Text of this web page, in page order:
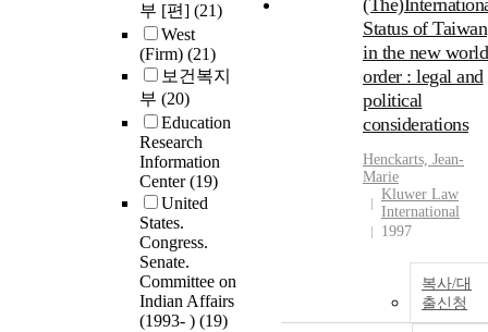
부 [편] (21)
West
(Firm) (21)
보건복지
부 (20)
Education
Research
Information
Center(19)
United
States.
Congress.
Senate.
Committee on
Indian Affairs
(1993- ) (19)
Status of Taiwan
in the new world
order : legal and
political
considerations
Henckarts, Jean-
Marie
Kluwer Law
International
1997
복사/대
출신청